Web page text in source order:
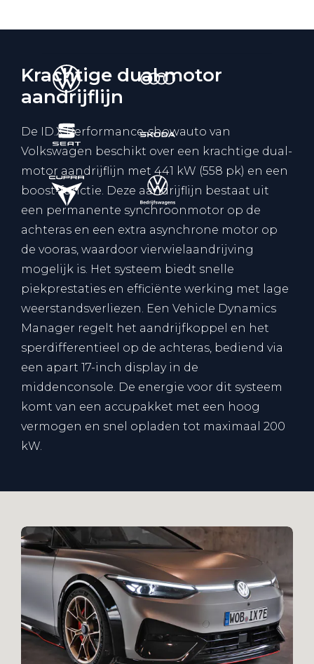
Krachtige dual-motor
aandrijflijn
De ID.X Performance-showauto van
Volkswagen beschikt over een krachtige dual-
motor aandrijflijn met 441 kW (558 pk) en een
boost-functie. Deze aandrijflijn bestaat uit
een permanente synchroonmotor op de
achteras en een extra asynchrone motor op
de vooras, waardoor vierwielaandrijving
mogelijk is. Het systeem biedt snelle
piekprestaties en efficiënte werking met lage
weerstandsverliezen. Een Vehicle Dynamics
Manager regelt het aandrijfkoppel en het
sperdifferentieel op de achteras, bediend via
een apart 17-inch display in de
middenconsole. De energie voor dit systeem
komt van een accupakket met een hoog
vermogen en snel opladen tot maximaal 200
kW.